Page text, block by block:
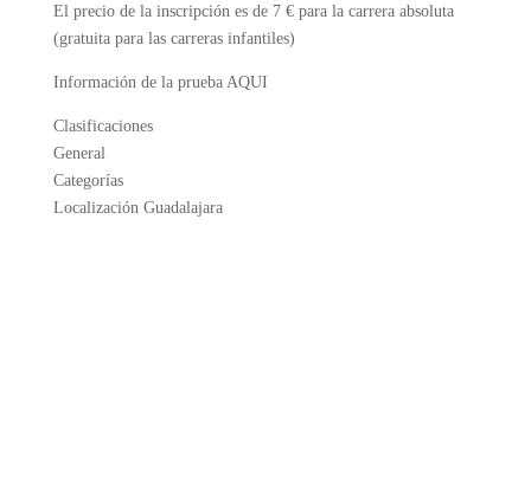
El precio de la inscripción es de 7 € para la carrera absoluta
(gratuita para las carreras infantiles)
Información de la prueba AQUI
Clasificaciones
General
Categorías
Localización Guadalajara